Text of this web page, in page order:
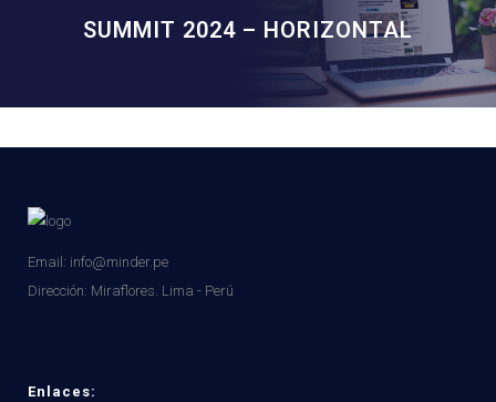
SUMMIT 2024 – HORIZONTAL
Email: info@minder.pe
Dirección: Miraflores. Lima - Perú
Enlaces: